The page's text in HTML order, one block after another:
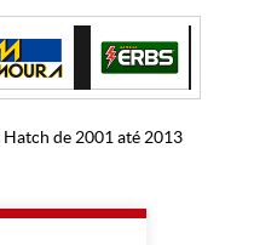
de 2001 até 2013